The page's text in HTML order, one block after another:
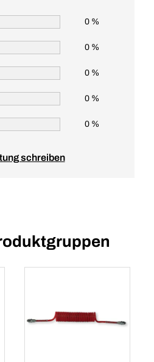
0 %
0 %
0 %
0 %
0 %
schreiben